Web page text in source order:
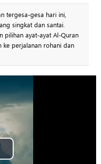
tergesa-gesa hari ini,
singkat dan santai.
pilihan ayat-ayat Al-Quran
ke perjalanan rohani dan